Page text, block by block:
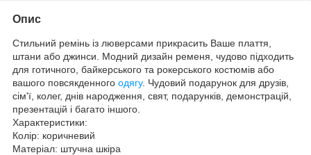
Опис
Стильний ремінь із люверсами прикрасить Ваше плаття,
штани або джинси. Модний дизайн ременя, чудово підходить
для готичного, байкерського та рокерського костюмів або
вашого повсякденного одягу. Чудовий подарунок для друзів,
сім'ї, колег, днів народження, свят, подарунків, демонстрацій,
презентацій і багато іншого.
Характеристики:
Колір: коричневий
Матеріал: штучна шкіра